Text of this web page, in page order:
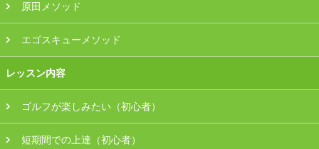
よくある質問
採用情報
会員様ログイン
原田メソッド
エゴスキューメソッド
レッスン内容
ゴルフが楽しみたい（初心者）
短期間での上達（初心者）